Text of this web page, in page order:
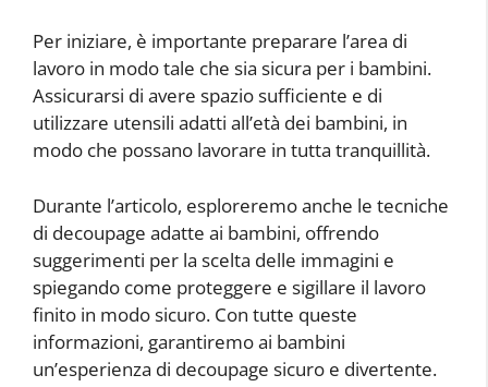
Per iniziare, è importante preparare l’area di
lavoro in modo tale che sia sicura per i bambini.
Assicurarsi di avere spazio sufficiente e di
utilizzare utensili adatti all’età dei bambini, in
modo che possano lavorare in tutta tranquillità.
Durante l’articolo, esploreremo anche le tecniche
di decoupage adatte ai bambini, offrendo
suggerimenti per la scelta delle immagini e
spiegando come proteggere e sigillare il lavoro
finito in modo sicuro. Con tutte queste
informazioni, garantiremo ai bambini
un’esperienza di decoupage sicuro e divertente.